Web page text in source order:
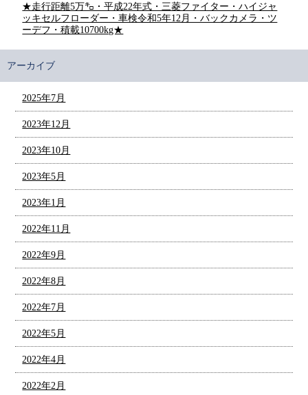
★走行距離5万㌔・平成22年式・三菱ファイター・ハイジャ
ッキセルフローダー・車検令和5年12月・バックカメラ・ツ
ーデフ・積載10700kg★
アーカイブ
2025年7月
2023年12月
2023年10月
2023年5月
2023年1月
2022年11月
2022年9月
2022年8月
2022年7月
2022年5月
2022年4月
2022年2月